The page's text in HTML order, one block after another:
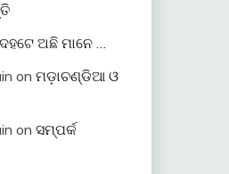
ଅଛି ମାନେ …
on ମଡ଼ାଚଣ୍ଡିଆ ଓ
on ସମ୍ପର୍କ